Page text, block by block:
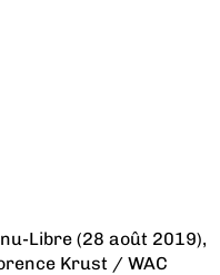
Libre (28 août 2019),
Krust / WAC